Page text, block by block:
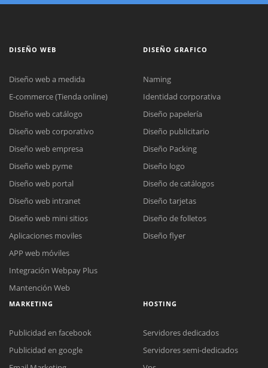
DISEÑO WEB
Diseño web a medida
E-commerce (Tienda online)
Diseño web catálogo
Diseño web corporativo
Diseño web empresa
Diseño web pyme
Diseño web portal
Diseño web intranet
Diseño web mini sitios
Aplicaciones moviles
APP web móviles
Integración Webpay Plus
Mantención Web
DISEÑO GRAFICO
Naming
Identidad corporativa
Diseño papelería
Diseño publicitario
Diseño Packing
Diseño logo
Diseño de catálogos
Diseño tarjetas
Diseño de folletos
Diseño flyer
MARKETING
Publicidad en facebook
Publicidad en google
HOSTING
Servidores dedicados
Servidores semi-dedicados